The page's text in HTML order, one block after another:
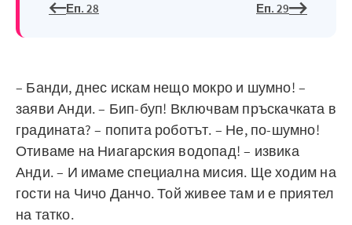
Еп. 28 Еп. 29
– Банди, днес искам нещо мокро и шумно! –
заяви Анди. – Бип-буп! Включвам пръскачката в
градината? – попита роботът. – Не, по-шумно!
Отиваме на Ниагарския водопад! – извика
Анди. – И имаме специална мисия. Ще ходим на
гости на Чичо Данчо. Той живее там и е приятел
на татко.